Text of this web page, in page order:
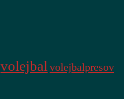
volejbal volejbalpresov